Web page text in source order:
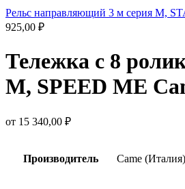
Рельс направляющий 3 м серия M,
925,00 ₽
Тележка с 8
M, SPEED ME
от 15 340,00 ₽
Производитель Came (Италия)